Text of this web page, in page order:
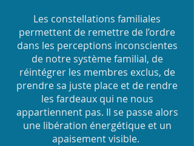
Les constellations familiales
permettent de remettre de l’ordre
dans les perceptions inconscientes
de notre système familial, de
réintégrer les membres exclus, de
prendre sa juste place et de rendre
les fardeaux qui ne nous
appartiennent pas. Il se passe alors
une libération énergétique et un
apaisement visible.